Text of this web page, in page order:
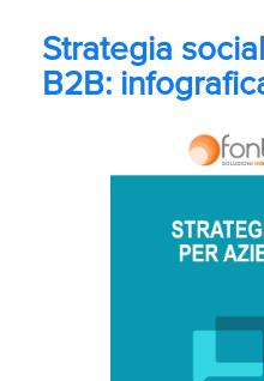
Strategia
B2B: